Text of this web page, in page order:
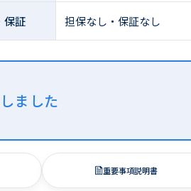
保証 担保なし・保証なし
ました
重要事項説明書